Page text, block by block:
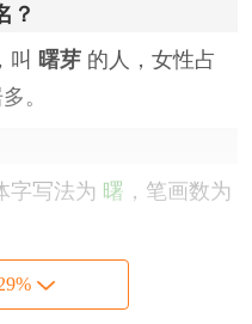
？
叫 曙芽 的人，女性占
。
字写法为 曙 ，笔画数为
字写法为